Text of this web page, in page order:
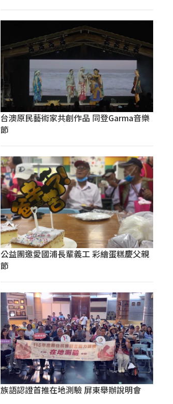
台澳原民藝術家共創作品 同登Garma音樂
節
公益團邀愛國浦長輩義工 彩繪蛋糕慶父親
節
族語認證首推在地測驗 屏東舉辦說明會